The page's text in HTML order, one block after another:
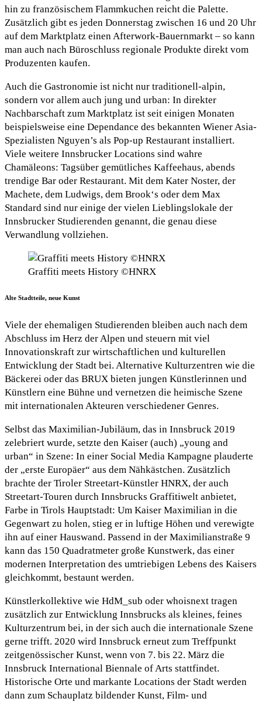
hin zu französischem Flammkuchen reicht die Palette.
Zusätzlich gibt es jeden Donnerstag zwischen 16 und 20 Uhr
auf dem Marktplatz einen Afterwork-Bauernmarkt – so kann
man auch nach Büroschluss regionale Produkte direkt vom
Produzenten kaufen.
Auch die Gastronomie ist nicht nur traditionell-alpin,
sondern vor allem auch jung und urban: In direkter
Nachbarschaft zum Marktplatz ist seit einigen Monaten
beispielsweise eine Dependance des bekannten Wiener Asia-
Spezialisten Nguyen’s als Pop-up Restaurant installiert.
Viele weitere Innsbrucker Locations sind wahre
Chamäleons: Tagsüber gemütliches Kaffeehaus, abends
trendige Bar oder Restaurant. Mit dem Kater Noster, der
Machete, dem Ludwigs, dem Brook‘s oder dem Max
Standard sind nur einige der vielen Lieblingslokale der
Innsbrucker Studierenden genannt, die genau diese
Verwandlung vollziehen.
Graffiti meets History ©HNRX
Alte Stadtteile, neue Kunst
Viele der ehemaligen Studierenden bleiben auch nach dem
Abschluss im Herz der Alpen und steuern mit viel
Innovationskraft zur wirtschaftlichen und kulturellen
Entwicklung der Stadt bei. Alternative Kulturzentren wie die
Bäckerei oder das BRUX bieten jungen Künstlerinnen und
Künstlern eine Bühne und vernetzen die heimische Szene
mit internationalen Akteuren verschiedener Genres.
Selbst das Maximilian-Jubiläum, das in Innsbruck 2019
zelebriert wurde, setzte den Kaiser (auch) „young and
urban“ in Szene: In einer Social Media Kampagne plauderte
der „erste Europäer“ aus dem Nähkästchen. Zusätzlich
brachte der Tiroler Streetart-Künstler HNRX, der auch
Streetart-Touren durch Innsbrucks Graffitiwelt anbietet,
Farbe in Tirols Hauptstadt: Um Kaiser Maximilian in die
Gegenwart zu holen, stieg er in luftige Höhen und verewigte
ihn auf einer Hauswand. Passend in der Maximilianstraße 9
kann das 150 Quadratmeter große Kunstwerk, das einer
modernen Interpretation des umtriebigen Lebens des Kaisers
gleichkommt, bestaunt werden.
Künstlerkollektive wie HdM_sub oder whoisnext tragen
zusätzlich zur Entwicklung Innsbrucks als kleines, feines
Kulturzentrum bei, in der sich auch die internationale Szene
gerne trifft. 2020 wird Innsbruck erneut zum Treffpunkt
zeitgenössischer Kunst, wenn von 7. bis 22. März die
Innsbruck International Biennale of Arts stattfindet.
Historische Orte und markante Locations der Stadt werden
dann zum Schauplatz bildender Kunst, Film- und